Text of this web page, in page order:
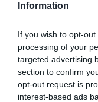
Information
If you wish to opt-
processing of your
targeted advertising
section to confirm
opt-out request is
interest-based ads
pamięci
pamięci
Szerokość
Wysokość
Głębokość